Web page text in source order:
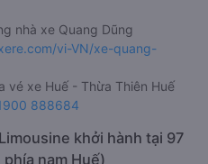
nhà xe Quang Dũng
vi-VN/xe-quang-
vé xe Huế - Thừa Thiên Huế
888684
khởi hành tại 97
nam Huế)